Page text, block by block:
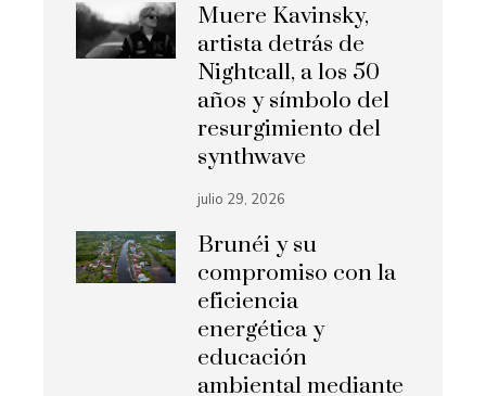
Muere Kavinsky,
artista detrás de
Nightcall, a los 50
años y símbolo del
resurgimiento del
synthwave
julio 29, 2026
Brunéi y su
compromiso con la
eficiencia
energética y
educación
ambiental mediante